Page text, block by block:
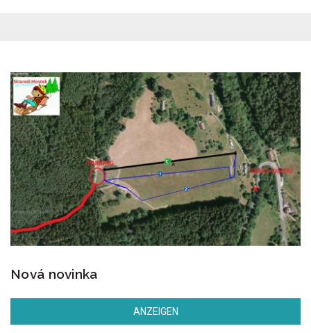
Nová novinka
ANZEIGEN